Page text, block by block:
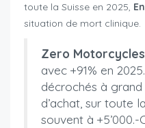
toute la Suisse en 2025,
situation de mort clinique.
Zero Motorcycles
avec +91% en
décrochés à
d’achat, sur toute
souvent à +5’000.-